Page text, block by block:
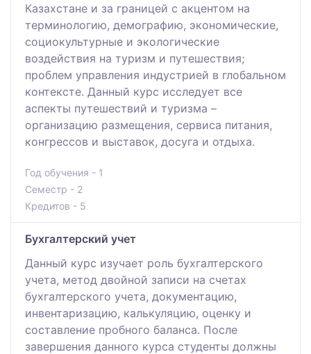
Казахстане и за границей с акцентом на
терминологию, демографию, экономические,
социокультурные и экологические
воздействия на туризм и путешествия;
проблем управления индустрией в глобальном
контексте. Данный курс исследует все
аспекты путешествий и туризма –
организацию размещения, сервиса питания,
конгрессов и выставок, досуга и отдыха.
Год обучения - 1
Семестр - 2
Кредитов - 5
Бухгалтерский учет
Данный курс изучает роль бухгалтерского
учета, метод двойной записи на счетах
бухгалтерского учета, документацию,
инвентаризацию, калькуляцию, оценку и
составление пробного баланса. После
завершения данного курса студенты должны